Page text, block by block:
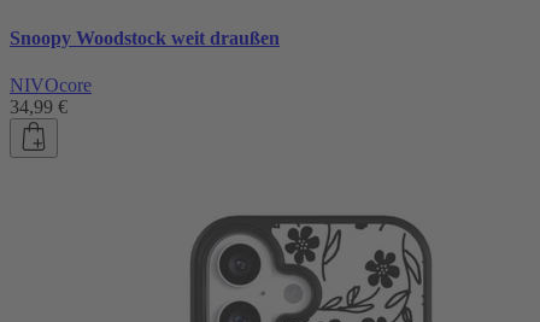
Snoopy Woodstock weit draußen
NIVOcore
34,99 €